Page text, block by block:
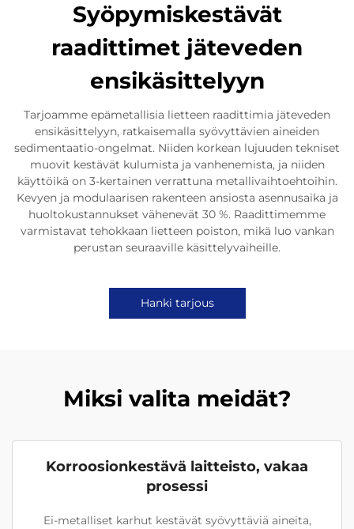
Syöpymiskestävät
raadittimet jäteveden
ensikäsittelyyn
Tarjoamme epämetallisia lietteen raadittimia jäteveden
ensikäsittelyyn, ratkaisemalla syövyttävien aineiden
sedimentaatio-ongelmat. Niiden korkean lujuuden tekniset
muovit kestävät kulumista ja vanhenemista, ja niiden
käyttöikä on 3-kertainen verrattuna metallivaihtoehtoihin.
Kevyen ja modulaarisen rakenteen ansiosta asennusaika ja
huoltokustannukset vähenevät 30 %. Raadittimemme
varmistavat tehokkaan lietteen poiston, mikä luo vankan
perustan seuraaville käsittelyvaiheille.
Hanki tarjous
Miksi valita meidät?
Korroosionkestävä laitteisto, vakaa
prosessi
Ei-metalliset karhut kestävät syövyttäviä aineita,